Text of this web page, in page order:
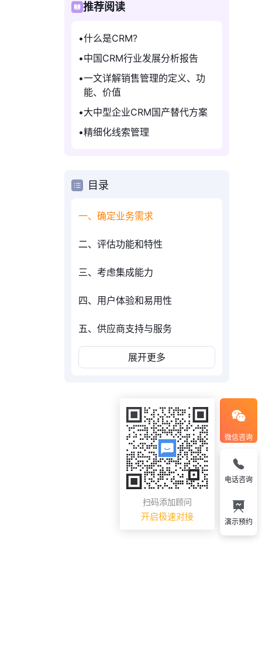
推荐阅读
什么是CRM?
中国CRM行业发展分析报告
一文详解销售管理的定义、功
能、价值
大中型企业CRM国产替代方案
精细化线索管理
目录
一、确定业务需求
二、评估功能和特性
三、考虑集成能力
四、用户体验和易用性
五、供应商支持与服务
展开更多
微信咨询
扫码添加顾问
开启极速对接
电话咨询
演示预约